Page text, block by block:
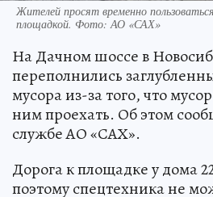
Жителей просят временно
площадкой. Фото: АО «САХ»
На Дачном шоссе в
переполнились
мусора из-за того, что
ним проехать. Об этом
службе АО «САХ».
Дорога к площадке у дома
поэтому спецтехника не